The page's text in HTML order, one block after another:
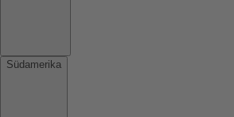
Südamerika